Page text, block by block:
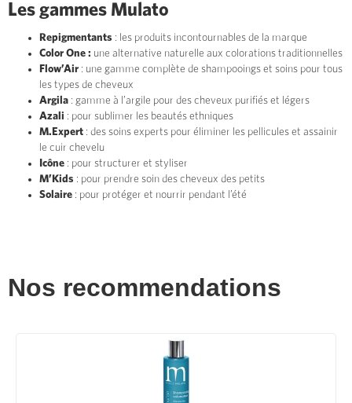
Les gammes Mulato
Repigmentants : les produits incontournables de la marque
Color One : une alternative naturelle aux colorations traditionnelles
Flow’Air : une gamme complète de shampooings et soins pour tous
les types de cheveux
Argila : gamme à l’argile pour des cheveux purifiés et légers
Azali : pour sublimer les beautés ethniques
M.Expert : des soins experts pour éliminer les pellicules et assainir
le cuir chevelu
Icône : pour structurer et styliser
M’Kids : pour prendre soin des cheveux des petits
Solaire : pour protéger et nourrir pendant l’été
Nos recommendations